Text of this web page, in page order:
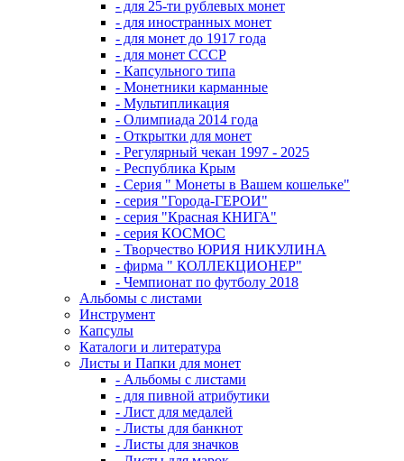
- для 25-ти рублевых монет
- для иностранных монет
- для монет до 1917 года
- для монет СССР
- Капсульного типа
- Монетники карманные
- Мультипликация
- Олимпиада 2014 года
- Открытки для монет
- Регулярный чекан 1997 - 2025
- Республика Крым
- Серия " Монеты в Вашем кошельке"
- серия "Города-ГЕРОИ"
- серия "Красная КНИГА"
- серия КОСМОС
- Творчество ЮРИЯ НИКУЛИНА
- фирма " КОЛЛЕКЦИОНЕР"
- Чемпионат по футболу 2018
Альбомы с листами
Инструмент
Капсулы
Каталоги и литература
Листы и Папки для монет
- Альбомы с листами
- для пивной атрибутики
- Лист для медалей
- Листы для банкнот
- Листы для значков